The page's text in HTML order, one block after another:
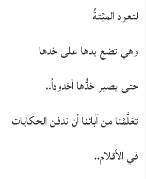
لتعود الميِّتةُ
وهي تضع يدها على خدها
حتى يصير خدُّها أخدوداً..
تعَلَّمْنا من آبائنا أن ندفن الحكايات
في الأقلام..